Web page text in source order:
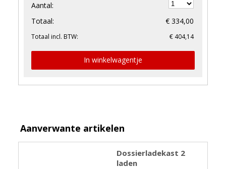
Aantal:
Totaal:
€ 334,00
Totaal incl. BTW: € 404,14
In winkelwagentje
Aanverwante artikelen
Dossierladekast 2
laden